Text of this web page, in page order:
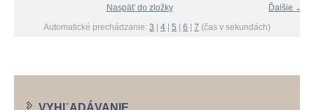
Ďalšie →
Naspäť do zložky
Automatické prechádzanie: 3 4 5 6 7 (čas v sekundách)
VYHĽADÁVANIE